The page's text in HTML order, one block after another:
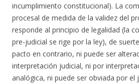
incumplimiento constitucional). La
procesal de medida de la validez del
responde al principio de legalidad (la
pre-judicial se rige por la ley), de
pacto en contrario, ni puede ser
interpretación judicial, ni por
analógica, ni puede ser obviada por el